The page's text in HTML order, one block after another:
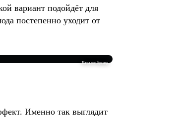
вариант подойдёт для
постепенно уходит от
Каталог бренда
Именно так выглядит